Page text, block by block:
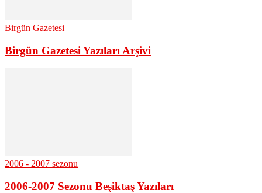
Birgün Gazetesi
Birgün Gazetesi Yazıları Arşivi
2006 - 2007 sezonu
2006-2007 Sezonu Beşiktaş Yazıları